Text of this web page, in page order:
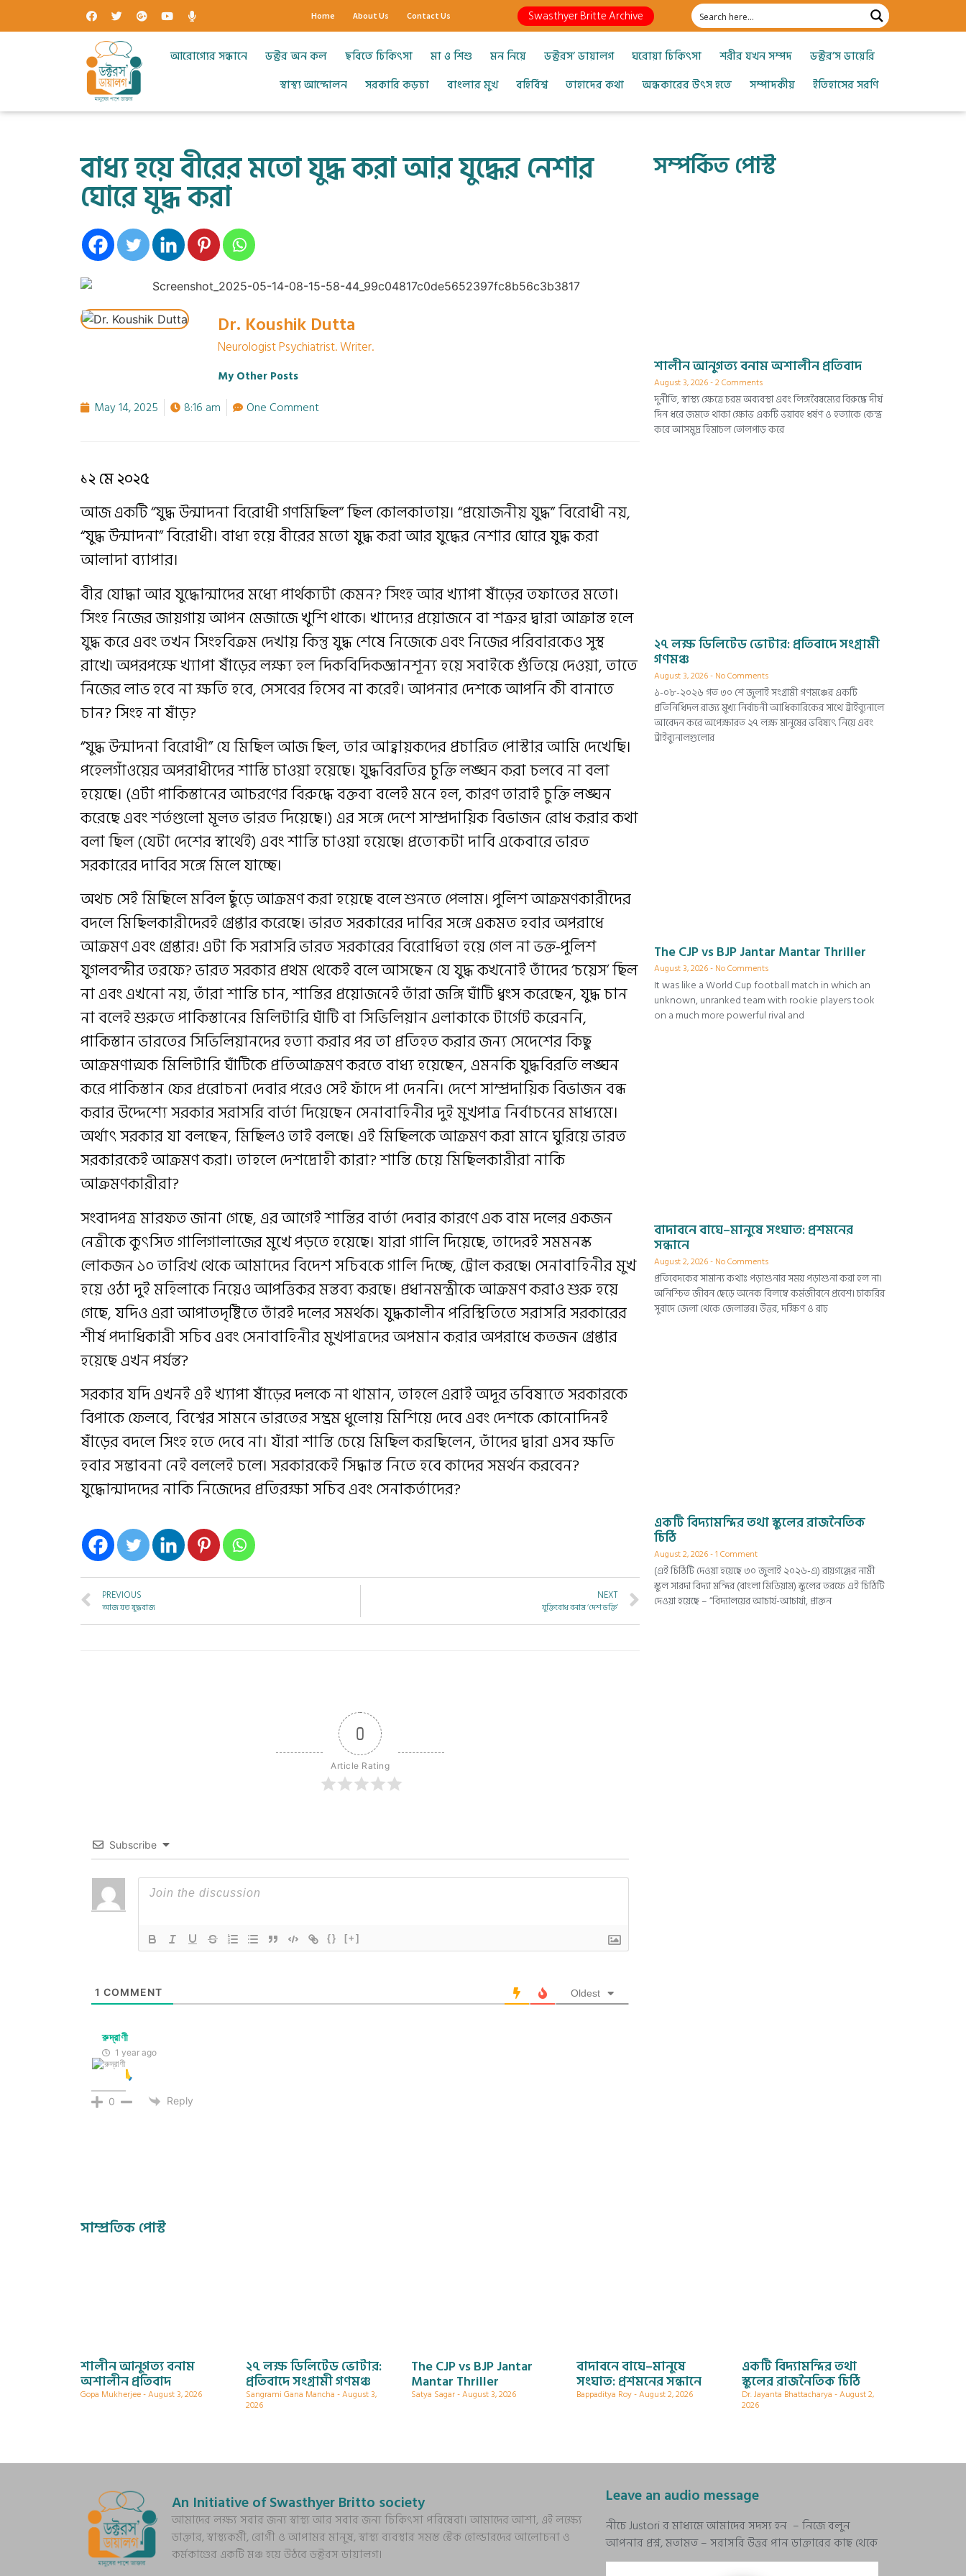
Home About Us Contact Us Swasthyer Britte Archive
আরোগ্যের সন্ধানে ডক্টর অন কল ছবিতে চিকিৎসা মা ও শিশু মন নিয়ে ডক্টরস’ ডায়ালগ ঘরোয়া চিকিৎসা শরীর যখন সম্পদ
ডক্টর’স ডায়েরি
স্বাস্থ্য আন্দোলন
সরকারি কড়চা বাংলার মুখ বহির্বিশ্ব তাহাদের কথা অন্ধকারের উৎস হতে সম্পাদকীয় ইতিহাসের সরণি
বাধ্য হয়ে বীরের মতো যুদ্ধ করা আর যুদ্ধের নেশার
ঘোরে যুদ্ধ করা
Dr. Koushik Dutta
Neurologist Psychiatrist. Writer.
My Other Posts
May 14, 2025 8:16 am One Comment
১২ মে ২০২৫
আজ একটি “যুদ্ধ উন্মাদনা বিরোধী গণমিছিল” ছিল কোলকাতায়। “প্রয়োজনীয় যুদ্ধ” বিরোধী নয়,
“যুদ্ধ উন্মাদনা” বিরোধী। বাধ্য হয়ে বীরের মতো যুদ্ধ করা আর যুদ্ধের নেশার ঘোরে যুদ্ধ করা
আলাদা ব্যাপার।
বীর যোদ্ধা আর যুদ্ধোন্মাদের মধ্যে পার্থক্যটা কেমন? সিংহ আর খ্যাপা ষাঁড়ের তফাতের মতো।
সিংহ নিজের জায়গায় আপন মেজাজে খুশি থাকে। খাদ্যের প্রয়োজনে বা শত্রুর দ্বারা আক্রান্ত হলে
যুদ্ধ করে এবং তখন সিংহবিক্রম দেখায় কিন্তু যুদ্ধ শেষে নিজেকে এবং নিজের পরিবারকেও সুস্থ
রাখে৷ অপরপক্ষে খ্যাপা ষাঁড়ের লক্ষ্য হল দিকবিদিকজ্ঞানশূন্য হয়ে সবাইকে গুঁতিয়ে দেওয়া, তাতে
নিজের লাভ হবে না ক্ষতি হবে, সেসবের হিসেব না করেই। আপনার দেশকে আপনি কী বানাতে
চান? সিংহ না ষাঁড়?
“যুদ্ধ উন্মাদনা বিরোধী” যে মিছিল আজ ছিল, তার আহ্বায়কদের প্রচারিত পোস্টার আমি দেখেছি।
পহেলগাঁওয়ের অপরাধীদের শাস্তি চাওয়া হয়েছে। যুদ্ধবিরতির চুক্তি লঙ্ঘন করা চলবে না বলা
হয়েছে। (এটা পাকিস্তানের আচরণের বিরুদ্ধে বক্তব্য বলেই মনে হল, কারণ তারাই চুক্তি লঙ্ঘন
করেছে এবং শর্তগুলো মূলত ভারত দিয়েছে।) এর সঙ্গে দেশে সাম্প্রদায়িক বিভাজন রোধ করার কথা
বলা ছিল (যেটা দেশের স্বার্থেই) এবং শান্তি চাওয়া হয়েছে৷ প্রত্যেকটা দাবি একেবারে ভারত
সরকারের দাবির সঙ্গে মিলে যাচ্ছে।
অথচ সেই মিছিলে মবিল ছুঁড়ে আক্রমণ করা হয়েছে বলে শুনতে পেলাম। পুলিশ আক্রমণকারীদের
বদলে মিছিলকারীদেরই গ্রেপ্তার করেছে। ভারত সরকারের দাবির সঙ্গে একমত হবার অপরাধে
আক্রমণ এবং গ্রেপ্তার! এটা কি সরাসরি ভারত সরকারের বিরোধিতা হয়ে গেল না ভক্ত-পুলিশ
যুগলবন্দীর তরফে? ভারত সরকার প্রথম থেকেই বলে আসছেন যে যুদ্ধ কখনোই তাঁদের ‘চয়েস’ ছিল
না এবং এখনো নয়, তাঁরা শান্তি চান, শান্তির প্রয়োজনেই তাঁরা জঙ্গি ঘাঁটি ধ্বংস করেছেন, যুদ্ধ চান
না বলেই শুরুতে পাকিস্তানের মিলিটারি ঘাঁটি বা সিভিলিয়ান এলাকাকে টার্গেট করেননি,
পাকিস্তান ভারতের সিভিলিয়ানদের হত্যা করার পর তা প্রতিহত করার জন্য সেদেশের কিছু
আক্রমণাত্মক মিলিটারি ঘাঁটিকে প্রতিআক্রমণ করতে বাধ্য হয়েছেন, এমনকি যুদ্ধবিরতি লঙ্ঘন
করে পাকিস্তান ফের প্ররোচনা দেবার পরেও সেই ফাঁদে পা দেননি। দেশে সাম্প্রদায়িক বিভাজন বন্ধ
করার উদ্দেশ্যে সরকার সরাসরি বার্তা দিয়েছেন সেনাবাহিনীর দুই মুখপাত্র নির্বাচনের মাধ্যমে।
অর্থাৎ সরকার যা বলছেন, মিছিলও তাই বলছে। এই মিছিলকে আক্রমণ করা মানে ঘুরিয়ে ভারত
সরকারকেই আক্রমণ করা। তাহলে দেশদ্রোহী কারা? শান্তি চেয়ে মিছিলকারীরা নাকি
আক্রমণকারীরা?
সংবাদপত্র মারফত জানা গেছে, এর আগেই শান্তির বার্তা দেবার কারণে এক বাম দলের একজন
নেত্রীকে কুৎসিত গালিগালাজের মুখে পড়তে হয়েছে। যারা গালি দিয়েছে, তাদেরই সমমনস্ক
লোকজন ১০ তারিখ থেকে আমাদের বিদেশ সচিবকে গালি দিচ্ছে, ট্রোল করছে৷ সেনাবাহিনীর মুখ
হয়ে ওঠা দুই মহিলাকে নিয়েও আপত্তিকর মন্তব্য করছে। প্রধানমন্ত্রীকে আক্রমণ করাও শুরু হয়ে
গেছে, যদিও এরা আপাতদৃষ্টিতে তাঁরই দলের সমর্থক। যুদ্ধকালীন পরিস্থিতিতে সরাসরি সরকারের
শীর্ষ পদাধিকারী সচিব এবং সেনাবাহিনীর মুখপাত্রদের অপমান করার অপরাধে কতজন গ্রেপ্তার
হয়েছে এখন পর্যন্ত?
সরকার যদি এখনই এই খ্যাপা ষাঁড়ের দলকে না থামান, তাহলে এরাই অদূর ভবিষ্যতে সরকারকে
বিপাকে ফেলবে, বিশ্বের সামনে ভারতের সম্ভ্রম ধুলোয় মিশিয়ে দেবে এবং দেশকে কোনোদিনই
ষাঁড়ের বদলে সিংহ হতে দেবে না। যাঁরা শান্তি চেয়ে মিছিল করছিলেন, তাঁদের দ্বারা এসব ক্ষতি
হবার সম্ভাবনা নেই বললেই চলে। সরকারকেই সিদ্ধান্ত নিতে হবে কাদের সমর্থন করবেন?
যুদ্ধোন্মাদদের নাকি নিজেদের প্রতিরক্ষা সচিব এবং সেনাকর্তাদের?
PREVIOUS
আজ যত যুদ্ধবাজ
NEXT
যুক্তিবোধ বনাম ‘দেশ ভক্তি’
0
Article Rating
Subscribe
{} [+]
1 COMMENT Oldest
রুদ্রাণী
1 year ago
অনবদ্য 🙏
0 Reply
সম্পর্কিত পোস্ট
শালীন আনুগত্য বনাম অশালীন প্রতিবাদ
August 3, 2026 2 Comments
দুর্নীতি, স্বাস্থ্য ক্ষেত্রে চরম অব্যবস্থা এবং লিঙ্গবৈষম্যের বিরুদ্ধে দীর্ঘ
দিন ধরে জমতে থাকা ক্ষোভ একটি ভয়াবহ ধর্ষণ ও হত্যাকে কেন্দ্র
করে আসমুদ্র হিমাচল তোলপাড় করে
২৭ লক্ষ ডিলিটেড ভোটার: প্রতিবাদে সংগ্রামী
গণমঞ্চ
August 3, 2026 No Comments
১-০৮-২০২৬ গত ৩০ শে জুলাই সংগ্রামী গণমঞ্চের একটি
প্রতিনিধিদল রাজ্য মুখ্য নির্বাচনী আধিকারিকের সাথে ট্রাইব্যুনালে
আবেদন করে অপেক্ষারত ২৭ লক্ষ মানুষের ভবিষ্যৎ নিয়ে এবং
ট্রাইব্যুনালগুলোর
The CJP vs BJP Jantar Mantar Thriller
August 3, 2026 No Comments
It was like a World Cup football match in which an
unknown, unranked team with rookie players took
on a much more powerful rival and
বাদাবনে বাঘে–মানুষে সংঘাত: প্রশমনের
সন্ধানে
August 2, 2026 No Comments
প্রতিবেদকের সামান্য কথাঃ পড়াশুনার সময় পড়াশুনা করা হল না।
অনিশ্চিত জীবন ছেড়ে অনেক বিলম্বে কর্মজীবনে প্রবেশ। চাকরির
সুবাদে জেলা থেকে জেলান্তর। উত্তর, দক্ষিণ ও রাঢ়
একটি বিদ্যামন্দির তথা স্কুলের রাজনৈতিক
চিঠি
August 2, 2026 1 Comment
(এই চিঠিটি দেওয়া হয়েছে ৩০ জুলাই ২০২৬-এ) রায়গঞ্জের নামী
স্কুল সারদা বিদ্যা মন্দির (বাংলা মিডিয়াম) স্কুলের তরফে এই চিঠিটি
দেওয়া হয়েছে – “বিদ্যালয়ের আচার্য-আচার্যা, প্রাক্তন
সাম্প্রতিক পোস্ট
শালীন আনুগত্য বনাম
অশালীন প্রতিবাদ
Gopa Mukherjee August 3, 2026
২৭ লক্ষ ডিলিটেড ভোটার:
প্রতিবাদে সংগ্রামী গণমঞ্চ
Sangrami Gana Mancha August 3,
2026
The CJP vs BJP Jantar
Mantar Thriller
Satya Sagar August 3, 2026
বাদাবনে বাঘে–মানুষে
সংঘাত: প্রশমনের সন্ধানে
Bappaditya Roy August 2, 2026
একটি বিদ্যামন্দির তথা
স্কুলের রাজনৈতিক চিঠি
Dr. Jayanta Bhattacharya August 2,
2026
An Initiative of Swasthyer Britto society
আমাদের লক্ষ্য সবার জন্য স্বাস্থ্য আর সবার জন্য চিকিৎসা পরিষেবা। আমাদের আশা, এই লক্ষ্যে
ডাক্তার, স্বাস্থ্যকর্মী, রোগী ও আপামর মানুষ, স্বাস্থ্য ব্যবস্থার সমস্ত স্টেক হোল্ডারদের আলোচনা ও
কর্মকাণ্ডের একটি মঞ্চ হয়ে উঠবে ডক্টরস ডায়ালগ।
Leave an audio message
নীচে Justori র মাধ্যমে আমাদের সদস্য হন – নিজে বলুন
আপনার প্রশ্ন, মতামত – সরাসরি উত্তর পান ডাক্তারের কাছ থেকে